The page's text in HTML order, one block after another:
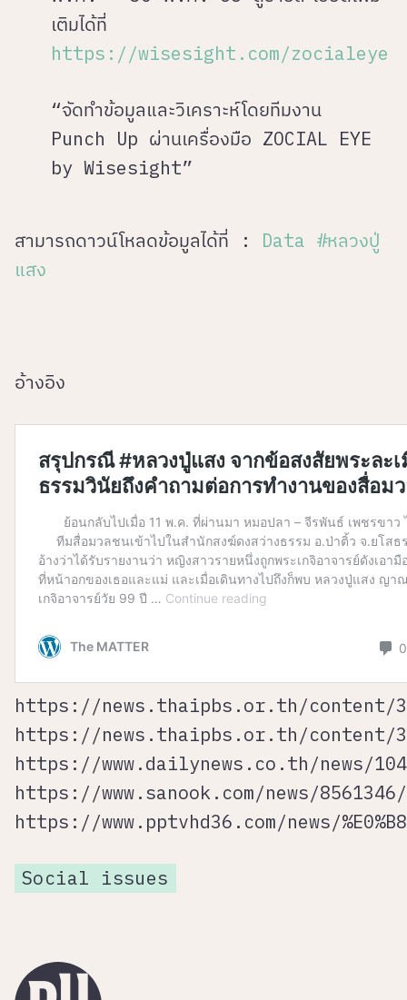
เติมได้ที่
https://wisesight.com/zocialeye
“จัดทำข้อมูลและวิเคราะห์โดยทีมงาน
Punch Up ผ่านเครื่องมือ ZOCIAL EYE
by Wisesight”
สามารถดาวน์โหลดข้อมูลได้ที่ : Data #หลวงปู่
แสง
อ้างอิง
https://news.thaipbs.or.th/content/
https://news.thaipbs.or.th/content/
https://www.dailynews.co.th/news/
https://www.sanook.com/news/8561346/
https://www.pptvhd36.com/news/
Social issues